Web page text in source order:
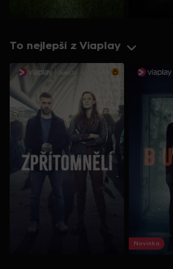
To nejlepší z Viaplay
Novinka